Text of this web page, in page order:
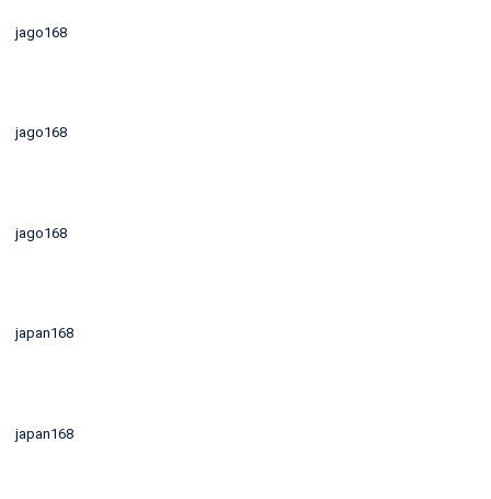
jago168
jago168
jago168
japan168
japan168